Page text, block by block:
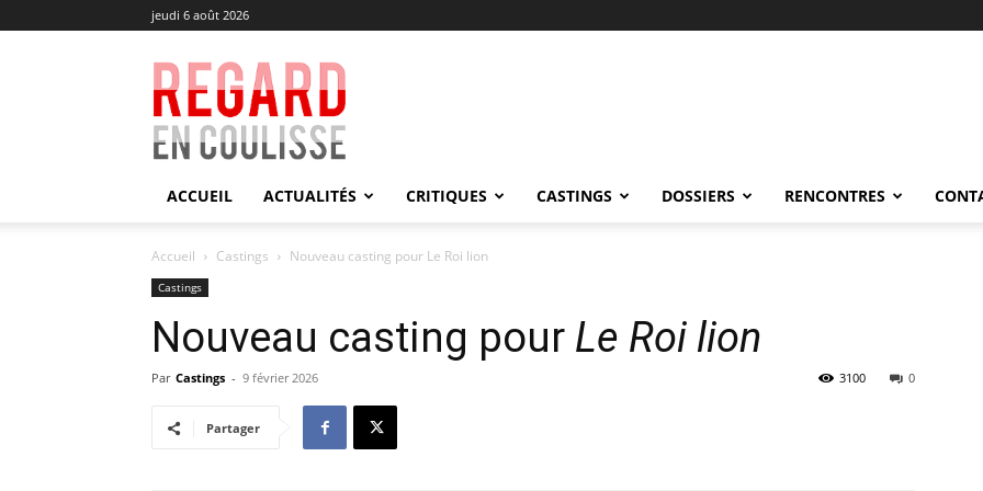
jeudi 6 août 2026
Regard
en
Coulisse
ACCUEIL ACTUALITÉS CRITIQUES CASTINGS DOSSIERS RENCONTRES
Accueil Castings Nouveau casting pour Le Roi lion
Castings
Nouveau casting pour Le Roi lion
Par Castings - 9 février 2026 0
3100
Partager